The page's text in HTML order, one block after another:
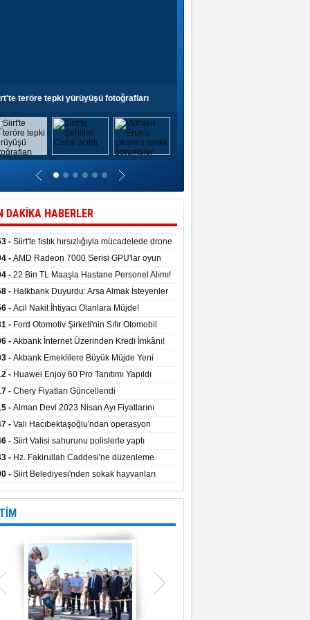
teröre tepki yürüyüşü fotoğrafları
DAKİKA HABERLER
- Siirt'te fıstık hırsızlığıyla mücadelede drone
- AMD Radeon 7000 Serisi GPU'lar oyun
fırtınalar estirdi
- 22 Bin TL Maaşla Hastane Personel Alımı!
Şartı, Mülakat Yok! İş Arayanlar İçin…
- Halkbank Duyurdu: Arsa Almak İsteyenler
Edin!
- Acil Nakit İhtiyacı Olanlara Müjde!
Kredi Faiz Oranları Açıklandı! Uzun
Düşük Faizle Ödeme İmkânı!
- Ford Otomotiv Şirketi'nin Sıfır Otomobil
Avantajlı Fiyatlar ve Takas İmkânı!
- Akbank İnternet Üzerinden Kredi İmkânı!
- Akbank Emeklilere Büyük Müjde Yeni
Sizi Bekliyor!
- Huawei Enjoy 60 Pro Tanıtımı Yapıldı
- Chery Fiyatları Güncellendi
- Alman Devi 2023 Nisan Ayı Fiyatlarını
- Vali Hacıbektaşoğlu'ndan operasyon
inceleme
- Siirt Valisi sahurunu polislerle yaptı
- Hz. Fakirullah Caddesi'ne düzenleme
- Siirt Belediyesi'nden sokak hayvanları